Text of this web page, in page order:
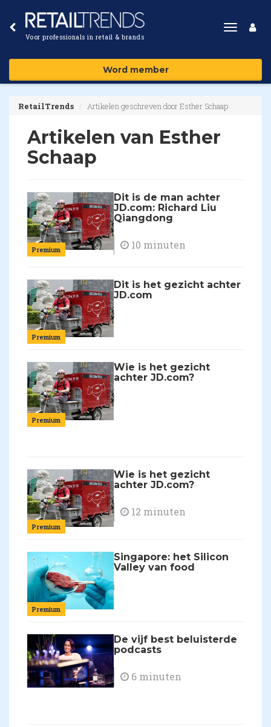
Voor professionals in retail & brands
Toggle
Word member
RetailTrends Artikelen geschreven door Esther Schaap
Artikelen van Esther
Schaap
Premium
Dit is de man achter
JD.com: Richard Liu
Qiangdong
10 minuten
Premium
Dit is het gezicht achter
JD.com
Premium
Wie is het gezicht
achter JD.com?
Premium
Wie is het gezicht
achter JD.com?
12 minuten
Premium
Singapore: het Silicon
Valley van food
De vijf best beluisterde
podcasts
6 minuten